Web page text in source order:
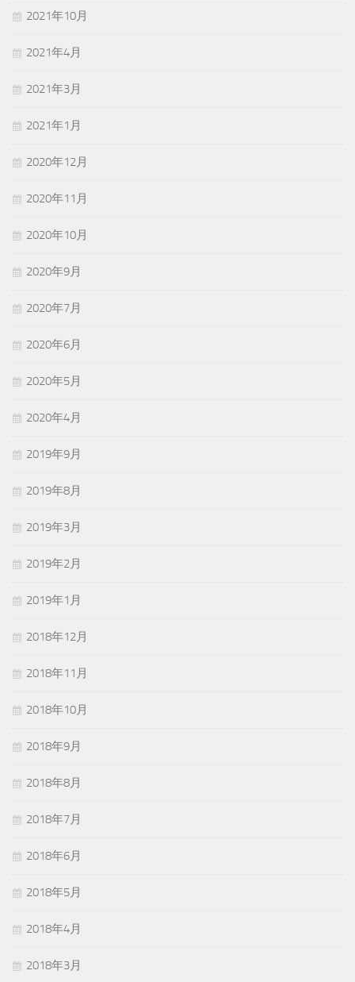
2021年10月
2021年4月
2021年3月
2021年1月
2020年12月
2020年11月
2020年10月
2020年9月
2020年7月
2020年6月
2020年5月
2020年4月
2019年9月
2019年8月
2019年3月
2019年2月
2019年1月
2018年12月
2018年11月
2018年10月
2018年9月
2018年8月
2018年7月
2018年6月
2018年5月
2018年4月
2018年3月